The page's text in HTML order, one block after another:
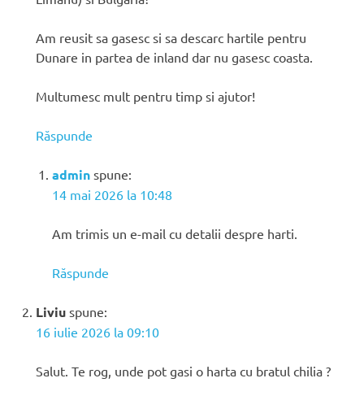
Am reusit sa gasesc si sa descarc hartile pentru
Dunare in partea de inland dar nu gasesc coasta.
Multumesc mult pentru timp si ajutor!
Răspunde
admin spune:
14 mai 2026 la 10:48
Am trimis un e-mail cu detalii despre harti.
Răspunde
Liviu spune:
16 iulie 2026 la 09:10
Salut. Te rog, unde pot gasi o harta cu bratul chilia ?